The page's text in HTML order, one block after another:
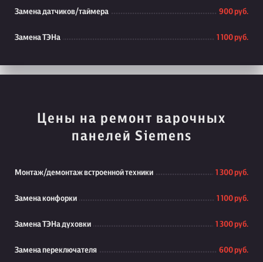
Замена датчиков/таймера 900 руб.
Замена ТЭНа 1 100 руб.
Цены на ремонт варочных
панелей Siemens
Монтаж/демонтаж встроенной техники 1 300 руб.
Замена конфорки 1 100 руб.
Замена ТЭНа духовки 1 300 руб.
Замена переключателя 600 руб.